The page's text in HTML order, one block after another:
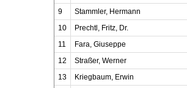
9
Stammler, Hermann
10
Prechtl, Fritz, Dr.
11
Fara, Giuseppe
12
Straßer, Werner
13
Kriegbaum, Erwin